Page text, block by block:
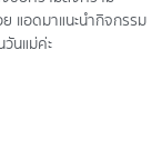
แอดมาแนะนำกิจกรรม
นแม่ค่ะ